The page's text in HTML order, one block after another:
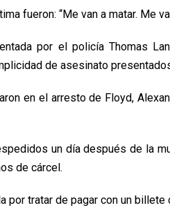
fueron: “Me van a matar. Me
por el policía Thomas
de asesinato
en el arresto de Floyd,
un día después de la
de cárcel.
por tratar de pagar con un